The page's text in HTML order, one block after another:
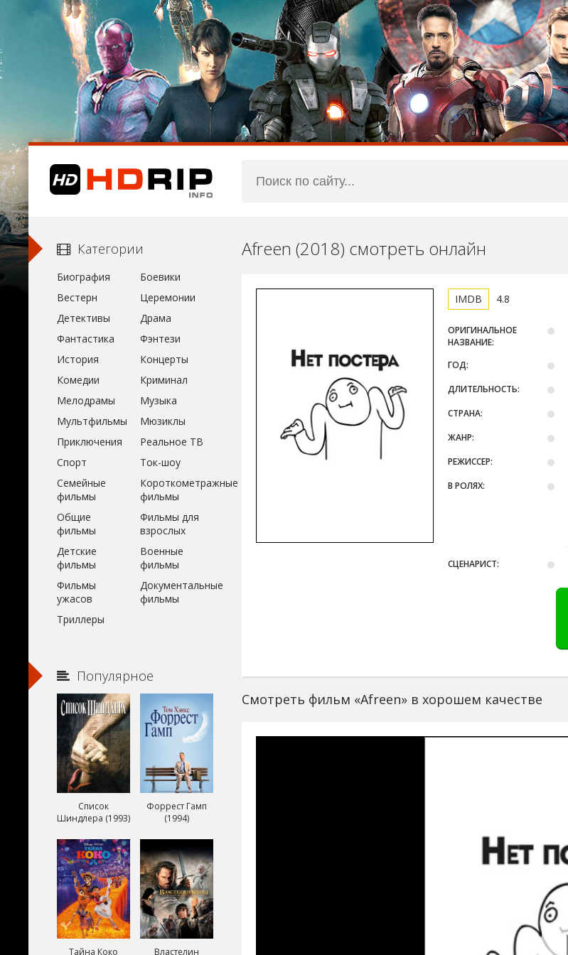
Afreen (2018) смотреть онлайн
4.8
ОРИГИНАЛЬНОЕ
НАЗВАНИЕ:
ГОД:
ДЛИТЕЛЬНОСТЬ:
СТРАНА:
ЖАНР:
РЕЖИССЕР:
В РОЛЯХ:
СЦЕНАРИСТ:
Смотреть фильм «Afreen» в хорошем качестве
Категории
Биография
Боевики
Вестерн
Церемонии
Детективы
Драма
Фантастика
Фэнтези
История
Концерты
Комедии
Криминал
Мелодрамы
Музыка
Мультфильмы
Мюзиклы
Приключения
Реальное ТВ
Спорт
Ток-шоу
Семейные
фильмы
Короткометражные
фильмы
Общие
фильмы
Фильмы для
взрослых
Детские
фильмы
Военные
фильмы
Фильмы
ужасов
Документальные
фильмы
Триллеры
Популярное
Список
Шиндлера (1993)
Форрест Гамп
(1994)
Тайна Коко
Властелин